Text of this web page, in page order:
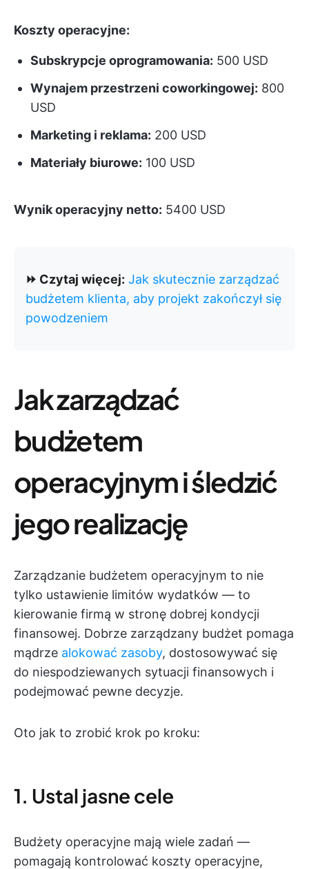
Koszty operacyjne:
Subskrypcje oprogramowania: 500 USD
Wynajem przestrzeni coworkingowej: 800
USD
Marketing i reklama: 200 USD
Materiały biurowe: 100 USD
Wynik operacyjny netto: 5400 USD
⏩ Czytaj więcej: Jak skutecznie zarządzać
budżetem klienta, aby projekt zakończył się
powodzeniem
Jak zarządzać
budżetem
operacyjnym i śledzić
jego realizację
Zarządzanie budżetem operacyjnym to nie
tylko ustawienie limitów wydatków — to
kierowanie firmą w stronę dobrej kondycji
finansowej. Dobrze zarządzany budżet pomaga
mądrze alokować zasoby, dostosowywać się
do niespodziewanych sytuacji finansowych i
podejmować pewne decyzje.
Oto jak to zrobić krok po kroku:
1. Ustal jasne cele
Budżety operacyjne mają wiele zadań —
pomagają kontrolować koszty operacyjne,